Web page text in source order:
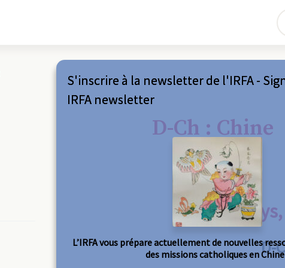
D-Ch : Chine
1/
D-
S'inscrire à la newsletter de l'IRFA -
IRFA newsletter
L’IRFA vous prépare actuellement de nouvelles
des missions catholiques en